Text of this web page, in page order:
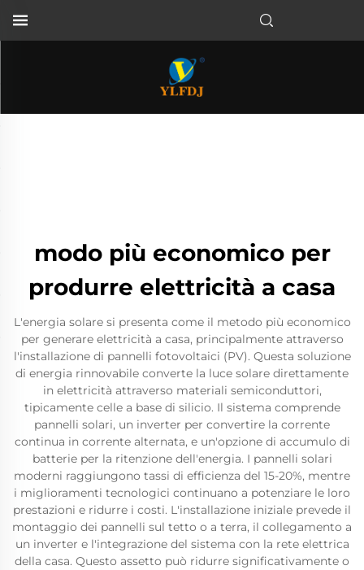
modo più economico per
produrre elettricità a casa
L'energia solare si presenta come il metodo più economico
per generare elettricità a casa, principalmente attraverso
l'installazione di pannelli fotovoltaici (PV). Questa soluzione
di energia rinnovabile converte la luce solare direttamente
in elettricità attraverso materiali semiconduttori,
tipicamente celle a base di silicio. Il sistema comprende
pannelli solari, un inverter per convertire la corrente
continua in corrente alternata, e un'opzione di accumulo di
batterie per la ritenzione dell'energia. I pannelli solari
moderni raggiungono tassi di efficienza del 15-20%, mentre
i miglioramenti tecnologici continuano a potenziare le loro
prestazioni e ridurre i costi. L'installazione iniziale prevede il
montaggio dei pannelli sul tetto o a terra, il collegamento a
un inverter e l'integrazione del sistema con la rete elettrica
della casa. Questo assetto può ridurre significativamente o